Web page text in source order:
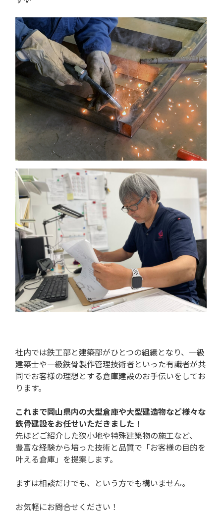
社内では鉄工部と建築部がひとつの組織となり、一級
建築士や一級鉄骨製作管理技術者といった有識者が共
同でお客様の理想とする倉庫建設のお手伝いをしてお
ります。
これまで岡山県内の大型倉庫や大型建造物など様々な
鉄骨建設をお任せいただきました！
先ほどご紹介した狭小地や特殊建築物の施工など、
豊富な経験から培った技術と品質で「お客様の目的を
叶える倉庫」を提案します。
まずは相談だけでも、という方でも構いません。
お気軽にお問合せください！